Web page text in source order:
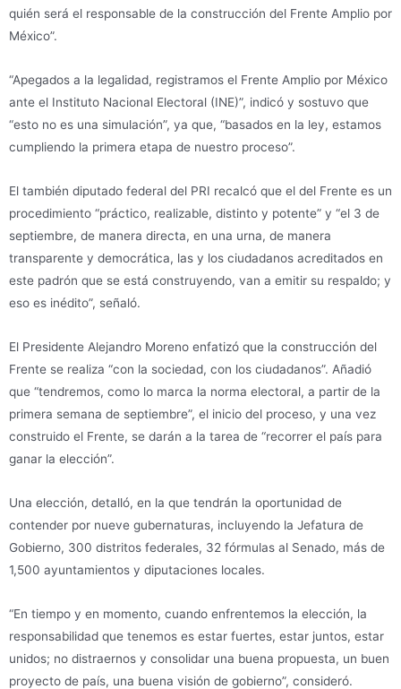
quién será el responsable de la construcción del Frente Amplio por
México”.
“Apegados a la legalidad, registramos el Frente Amplio por México
ante el Instituto Nacional Electoral (INE)”, indicó y sostuvo que
“esto no es una simulación”, ya que, “basados en la ley, estamos
cumpliendo la primera etapa de nuestro proceso”.
El también diputado federal del PRI recalcó que el del Frente es un
procedimiento “práctico, realizable, distinto y potente” y “el 3 de
septiembre, de manera directa, en una urna, de manera
transparente y democrática, las y los ciudadanos acreditados en
este padrón que se está construyendo, van a emitir su respaldo; y
eso es inédito”, señaló.
El Presidente Alejandro Moreno enfatizó que la construcción del
Frente se realiza “con la sociedad, con los ciudadanos”. Añadió
que “tendremos, como lo marca la norma electoral, a partir de la
primera semana de septiembre”, el inicio del proceso, y una vez
construido el Frente, se darán a la tarea de “recorrer el país para
ganar la elección”.
Una elección, detalló, en la que tendrán la oportunidad de
contender por nueve gubernaturas, incluyendo la Jefatura de
Gobierno, 300 distritos federales, 32 fórmulas al Senado, más de
1,500 ayuntamientos y diputaciones locales.
“En tiempo y en momento, cuando enfrentemos la elección, la
responsabilidad que tenemos es estar fuertes, estar juntos, estar
unidos; no distraernos y consolidar una buena propuesta, un buen
proyecto de país, una buena visión de gobierno”, consideró.